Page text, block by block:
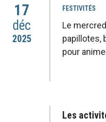
17
déc
2025
FESTIVITÉS
Le
papillotes,
pour
Les